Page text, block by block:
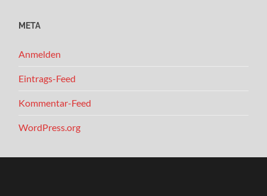
META
Anmelden
Eintrags-Feed
Kommentar-Feed
WordPress.org